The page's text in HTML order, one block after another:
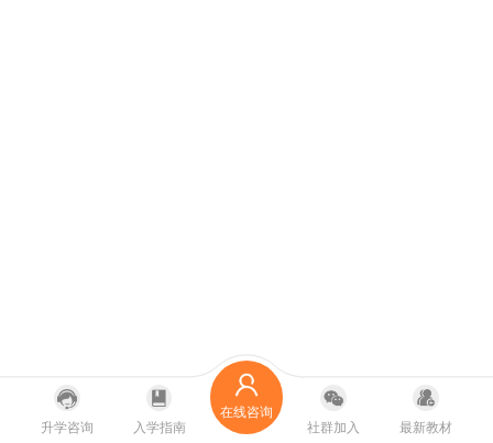
升学咨询 入学指南
在线咨询
社群加入
最新教材